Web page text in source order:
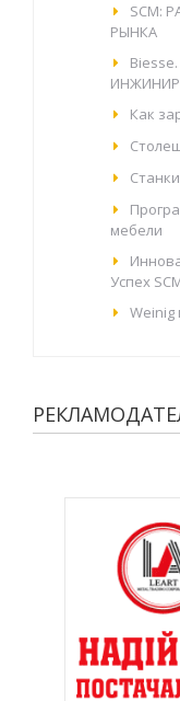
SCM:
РЫНКА
Как
мебели
Успех